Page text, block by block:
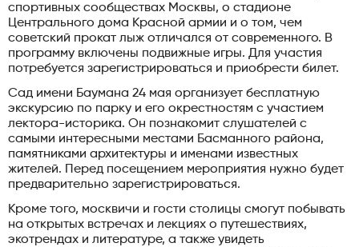
спортивных сообществах Москвы, о стадионе
Центрального дома Красной армии и о том, чем
советский прокат лыж отличался от современного. В
программу включены подвижные игры. Для участия
потребуется зарегистрироваться и приобрести билет.
Сад имени Баумана 24 мая организует бесплатную
экскурсию по парку и его окрестностям с участием
лектора-историка. Он познакомит слушателей с
самыми интересными местами Басманного района,
памятниками архитектуры и именами известных
жителей. Перед посещением мероприятия нужно будет
предварительно зарегистрироваться.
Кроме того, москвичи и гости столицы смогут побывать
на открытых встречах и лекциях о путешествиях,
экотрендах и литературе, а также увидеть